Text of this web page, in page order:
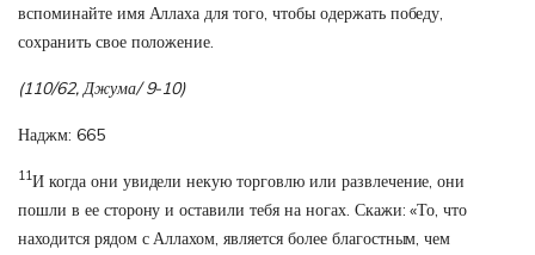
вспоминайте имя Аллаха для того, чтобы одержать победу,
сохранить свое положение.
(110/62, Джума/ 9-10)
Наджм: 665
11И когда они увидели некую торговлю или развлечение, они
пошли в ее сторону и оставили тебя на ногах. Скажи: «То, что
находится рядом с Аллахом, является более благостным, чем